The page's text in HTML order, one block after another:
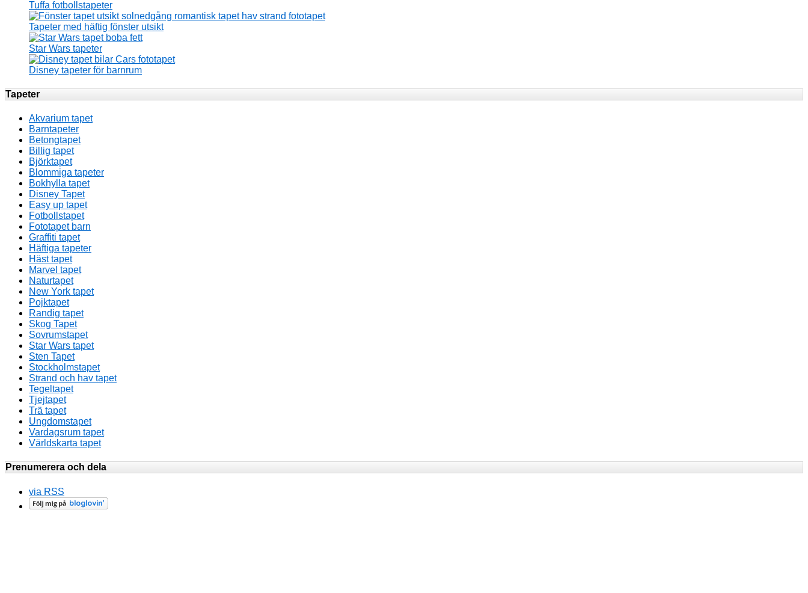
Tuffa fotbollstapeter
Tapeter med häftig fönster utsikt
Star Wars tapeter
Disney tapeter för barnrum
Tapeter
Akvarium tapet
Barntapeter
Betongtapet
Billig tapet
Björktapet
Blommiga tapeter
Bokhylla tapet
Disney Tapet
Easy up tapet
Fotbollstapet
Fototapet barn
Graffiti tapet
Häftiga tapeter
Häst tapet
Marvel tapet
Naturtapet
New York tapet
Pojktapet
Randig tapet
Skog Tapet
Sovrumstapet
Star Wars tapet
Sten Tapet
Stockholmstapet
Strand och hav tapet
Tegeltapet
Tjejtapet
Trä tapet
Ungdomstapet
Vardagsrum tapet
Världskarta tapet
Prenumerera och dela
via RSS